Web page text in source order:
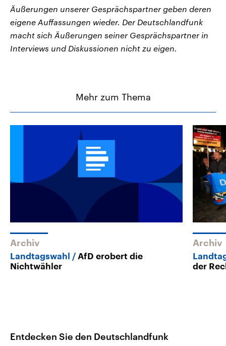
Äußerungen unserer Gesprächspartner geben deren
eigene Auffassungen wieder. Der Deutschlandfunk
macht sich Äußerungen seiner Gesprächspartner in
Interviews und Diskussionen nicht zu eigen.
Mehr zum Thema
Archiv
Landtagswahl
AfD erobert die
Nichtwähler
Archiv
der
Entdecken Sie den Deutschlandfunk